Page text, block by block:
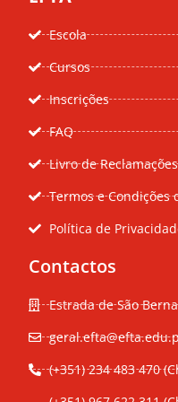
Escola
Cursos
Inscrições
FAQ
Livro de Reclamações
Termos e Condições
Política de
Contactos
Estrada de São
(+351) 234 483 470